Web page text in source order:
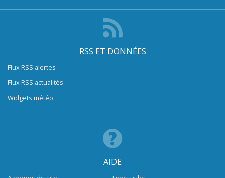
RSS ET DONNÉES
Flux RSS alertes
Flux RSS actualités
Widgets météo
AIDE